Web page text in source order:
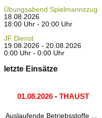
Übungsabend Spielmannszug
18.08.2026
18:00 Uhr - 20:00 Uhr
JF Dienst
19.08.2026 - 20.08.2026
0:00 Uhr - 0:00 Uhr
letzte Einsätze
01.08.2026 - THAUST
Auslaufende Betriebsstoffe ...